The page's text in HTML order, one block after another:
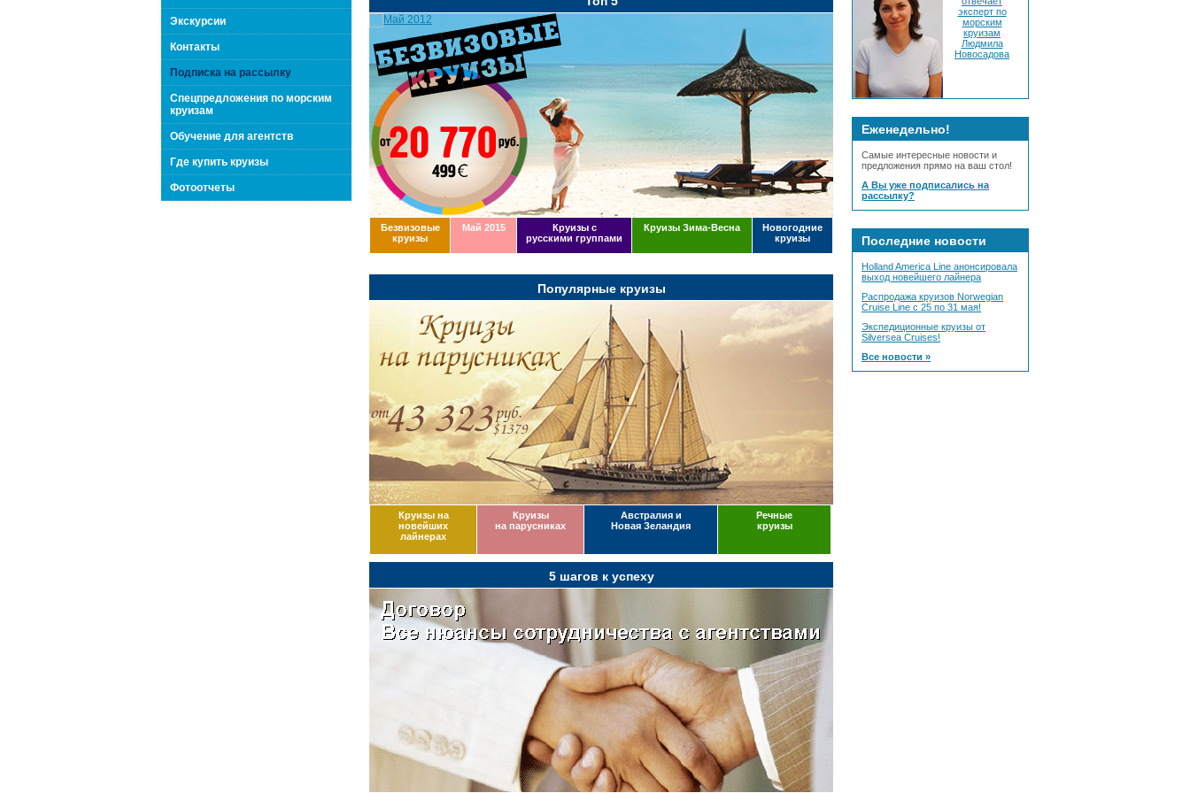
поколения "Вип Круиз
Экскурсии
Контакты
Подписка на рассылку
Спецпредложения по морским
круизам
Обучение для агентств
Где купить круизы
Фотоотчеты
Безвизовые
круизы
Май 2015
Круизы с
русскими группами
Круизы Зима-Весна
Новогодние
круизы
Популярные круизы
Круизы на
новейших
лайнерах
Круизы
на парусниках
Австралия и
Новая Зеландия
Речные
круизы
5 шагов к успеху
эксперт по
морским
круизам
Людмила
Новосадова
Еженедельно!
Самые интересные новости и
предложения прямо на ваш стол!
А Вы уже подписались на
рассылку?
Последние новости
Holland America Line анонсировала
выход новейшего лайнера
Распродажа круизов Norwegian
Cruise Line с 25 по 31 мая!
Экспедиционные круизы от
Silversea Cruises!
Все новости »